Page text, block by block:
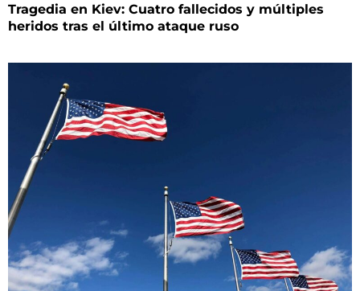
Tragedia en Kiev: Cuatro fallecidos y múltiples
heridos tras el último ataque ruso